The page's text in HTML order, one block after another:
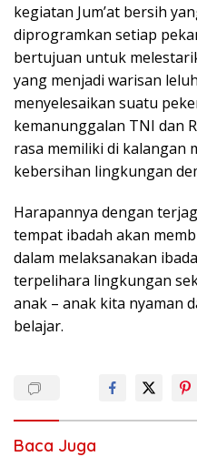
kegiatan Jum’at bersih
diprogramkan setiap
bertujuan untuk
yang menjadi warisan
menyelesaikan suatu
kemanunggalan TNI dan
rasa memiliki di kalangan
kebersihan lingkungan
Harapannya dengan
tempat ibadah akan
dalam melaksanakan
terpelihara lingkungan
anak – anak kita nyaman
belajar.
Baca Juga